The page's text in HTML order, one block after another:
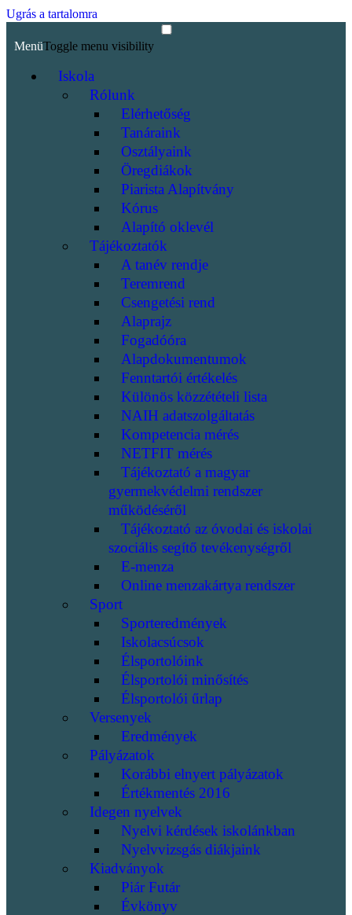
Ugrás a tartalomra
MenüToggle menu visibility
Iskola
Rólunk
Elérhetőség
Tanáraink
Osztályaink
Öregdiákok
Piarista Alapítvány
Kórus
Alapító oklevél
Tájékoztatók
A tanév rendje
Teremrend
Csengetési rend
Alaprajz
Fogadóóra
Alapdokumentumok
Fenntartói értékelés
Különös közzétételi lista
NAIH adatszolgáltatás
Kompetencia mérés
NETFIT mérés
Tájékoztató a magyar
gyermekvédelmi rendszer
működéséről
Tájékoztató az óvodai és iskolai
szociális segítő tevékenységről
E-menza
Online menzakártya rendszer
Sport
Sporteredmények
Iskolacsúcsok
Élsportolóink
Élsportolói minősítés
Élsportolói űrlap
Versenyek
Eredmények
Pályázatok
Korábbi elnyert pályázatok
Értékmentés 2016
Idegen nyelvek
Nyelvi kérdések iskolánkban
Nyelvvizsgás diákjaink
Kiadványok
Piár Futár
Évkönyv